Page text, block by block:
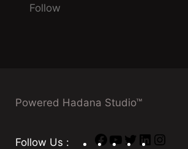
Follow
Powered Hadana Studio™
Follow Us : Facebook
YouTube
TwitterLinkedIn